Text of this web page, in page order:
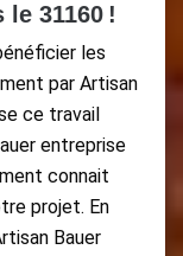
31160 !
les
par Artisan
ce travail
entreprise
connait
projet. En
Bauer